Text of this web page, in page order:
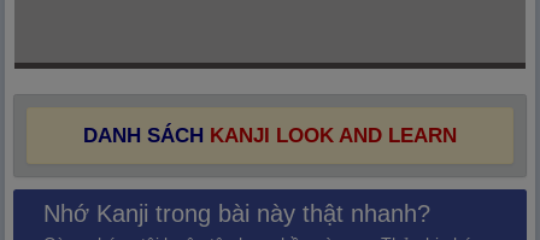
DANH SÁCH KANJI LOOK AND LEARN
Nhớ Kanji trong bài này thật nhanh?